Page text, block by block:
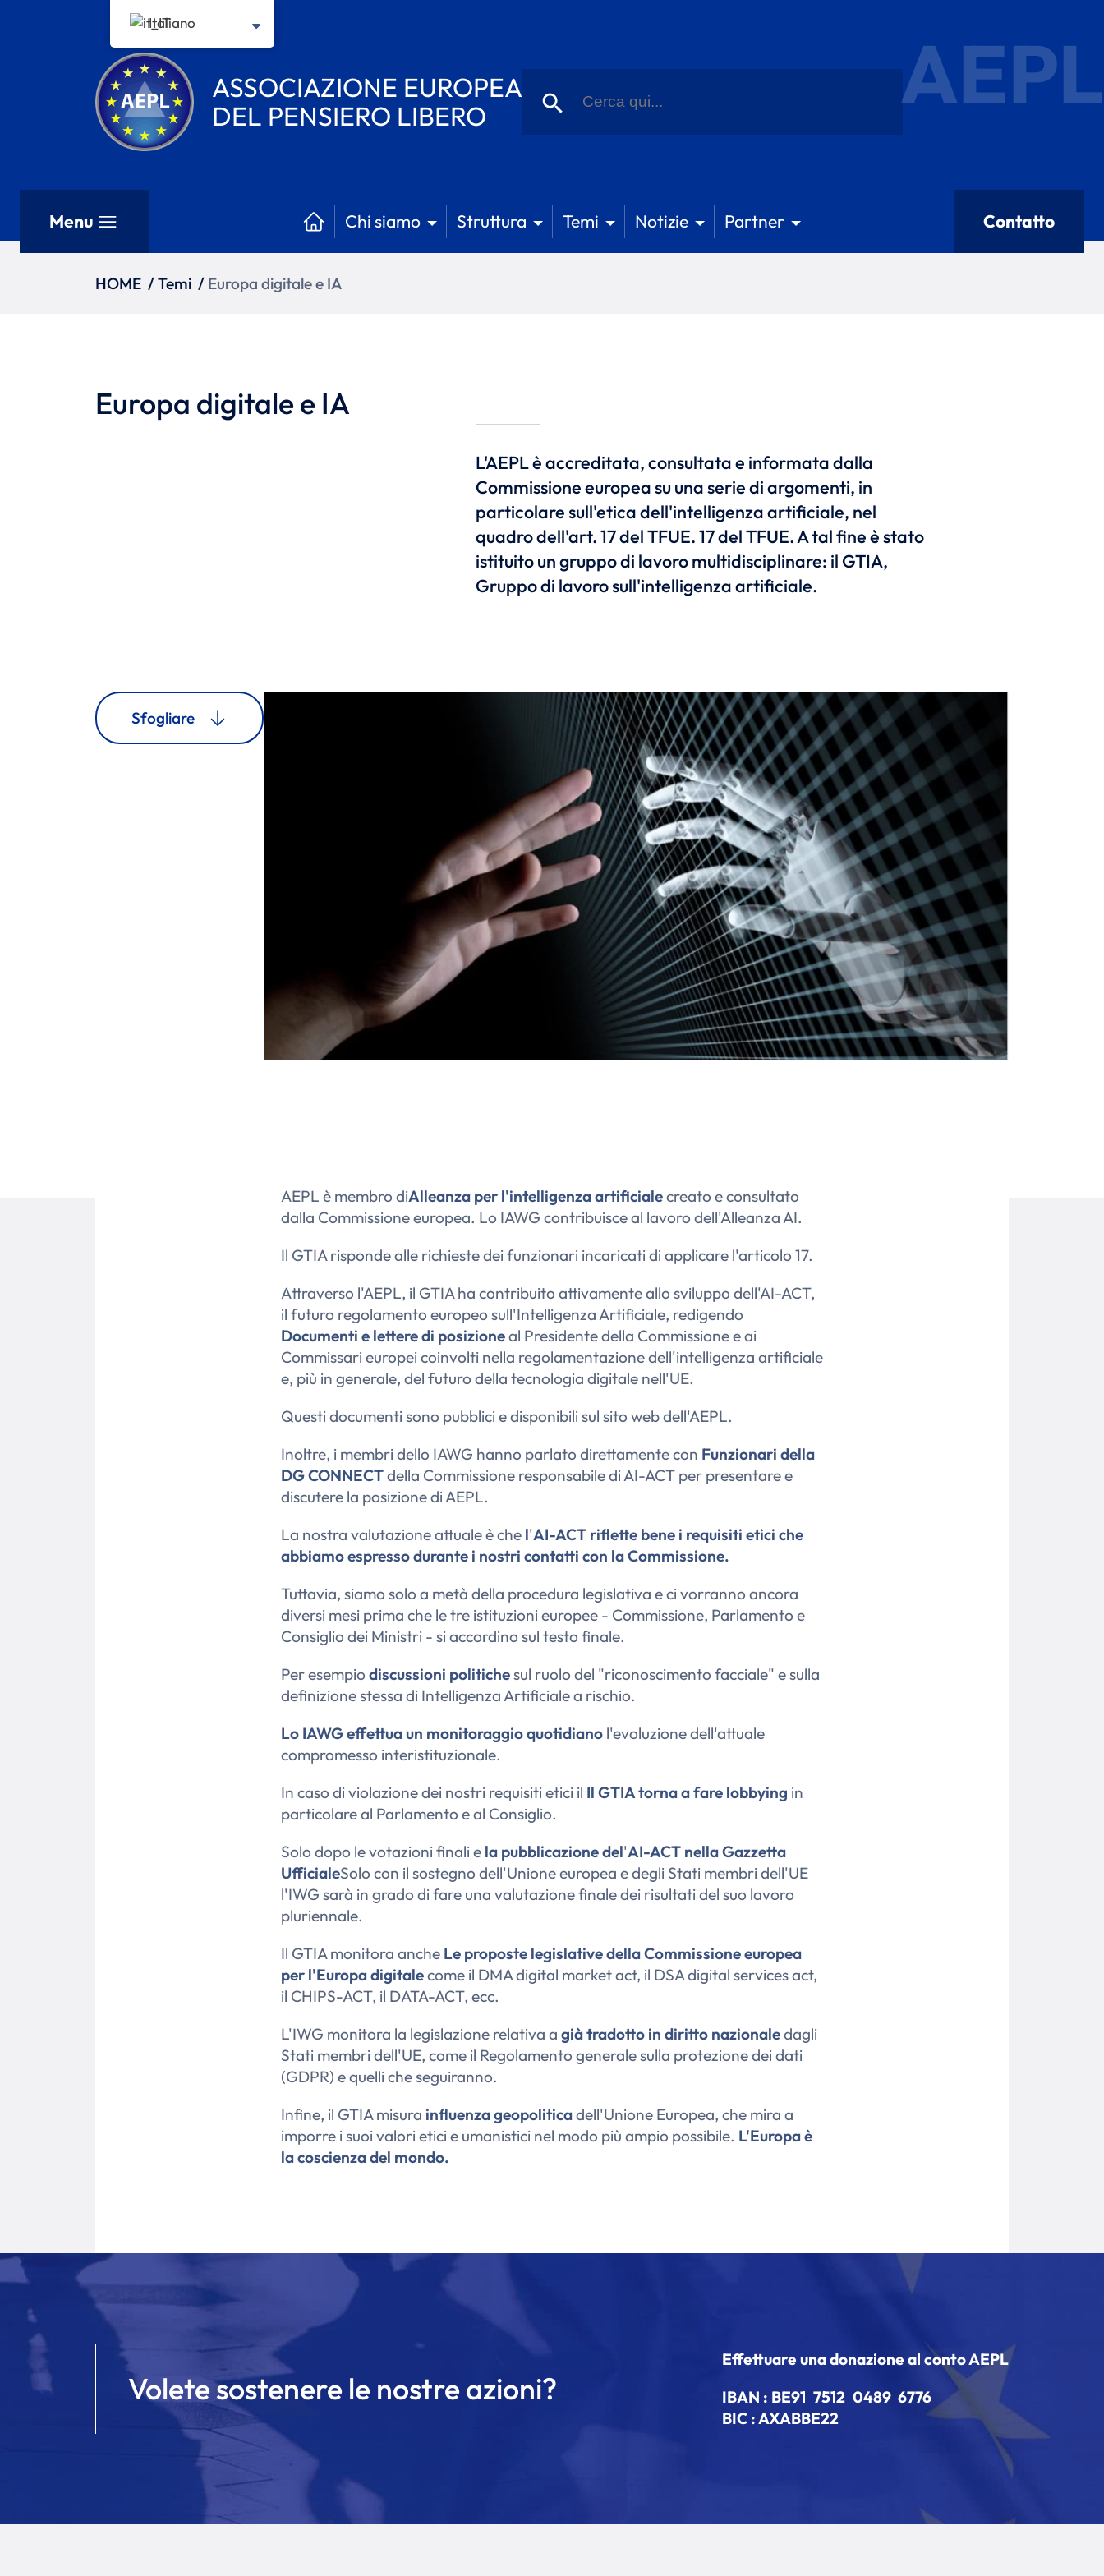
ASSOCIAZIONE EUROPEA
DEL PENSIERO LIBERO
per:
Pulsante di ricerca AEPL
Menu Chi siamo Struttura Temi Notizie Partner Contatto
HOME /Temi / Europa digitale e IA
Europa digitale e IA
L'AEPL è accreditata, consultata e informata dalla
Commissione europea su una serie di argomenti, in
particolare sull'etica dell'intelligenza artificiale, nel
quadro dell'art. 17 del TFUE. 17 del TFUE. A tal fine è stato
istituito un gruppo di lavoro multidisciplinare: il GTIA,
Gruppo di lavoro sull'intelligenza artificiale.
Sfogliare
AEPL è membro diAlleanza per l'intelligenza artificialecreato e consultato
dalla Commissione europea. Lo IAWG contribuisce al lavoro dell'Alleanza AI.
Il GTIA risponde alle richieste dei funzionari incaricati di applicare l'articolo 17.
Attraverso l'AEPL, il GTIA ha contribuito attivamente allo sviluppo dell'AI-ACT,
il futuro regolamento europeo sull'Intelligenza Artificiale, redigendo
Documenti e lettere di posizioneal Presidente della Commissione e ai
Commissari europei coinvolti nella regolamentazione dell'intelligenza artificiale
e, più in generale, del futuro della tecnologia digitale nell'UE.
Questi documenti sono pubblici e disponibili sul sito web dell'AEPL.
Inoltre, i membri dello IAWG hanno parlato direttamente con Funzionari della
DG CONNECTdella Commissione responsabile di AI-ACT per presentare e
discutere la posizione di AEPL.
La nostra valutazione attuale è che l'AI-ACT riflette bene i requisiti etici che
abbiamo espresso durante i nostri contatti con la Commissione.
Tuttavia, siamo solo a metà della procedura legislativa e ci vorranno ancora
diversi mesi prima che le tre istituzioni europee - Commissione, Parlamento e
Consiglio dei Ministri - si accordino sul testo finale.
Per esempio discussioni politichesul ruolo del "riconoscimento facciale" e sulla
definizione stessa di Intelligenza Artificiale a rischio.
Lo IAWG effettua un monitoraggio quotidiano l'evoluzione dell'attuale
compromesso interistituzionale.
In caso di violazione dei nostri requisiti etici il Il GTIA torna a fare lobbying in
particolare al Parlamento e al Consiglio.
Solo dopo le votazioni finali e la pubblicazione del'AI-ACT nella Gazzetta
UfficialeSolo con il sostegno dell'Unione europea e degli Stati membri dell'UE
l'IWG sarà in grado di fare una valutazione finale dei risultati del suo lavoro
pluriennale.
Il GTIA monitora anche Le proposte legislative della Commissione europea
per l'Europa digitalecome il DMA digital market act, il DSA digital services act,
il CHIPS-ACT, il DATA-ACT, ecc.
L'IWG monitora la legislazione relativa a già tradotto in diritto nazionaledagli
Stati membri dell'UE, come il Regolamento generale sulla protezione dei dati
(GDPR) e quelli che seguiranno.
Infine, il GTIA misura influenza geopoliticadell'Unione Europea, che mira a
imporre i suoi valori etici e umanistici nel modo più ampio possibile. L'Europa è
la coscienza del mondo.
Volete sostenere le nostre azioni?
Effettuare una donazione al conto AEPL
IBAN : BE91 7512 0489 6776
BIC : AXABBE22
Italiano